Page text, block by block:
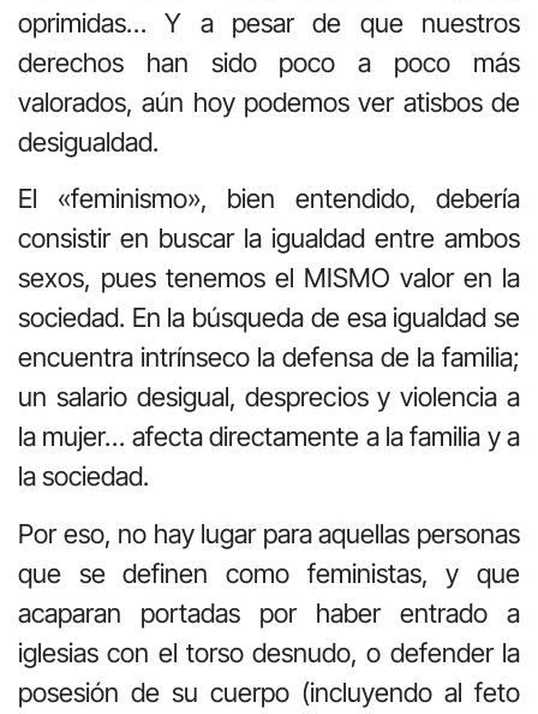
oprimidas… Y a pesar de que nuestros
derechos han sido poco a poco más
valorados, aún hoy podemos ver atisbos de
desigualdad.
El «feminismo», bien entendido, debería
consistir en buscar la igualdad entre ambos
sexos, pues tenemos el MISMO valor en la
sociedad. En la búsqueda de esa igualdad se
encuentra intrínseco la defensa de la familia;
un salario desigual, desprecios y violencia a
la mujer… afecta directamente a la familia y a
la sociedad.
Por eso, no hay lugar para aquellas personas
que se definen como feministas, y que
acaparan portadas por haber entrado a
iglesias con el torso desnudo, o defender la
posesión de su cuerpo (incluyendo al feto